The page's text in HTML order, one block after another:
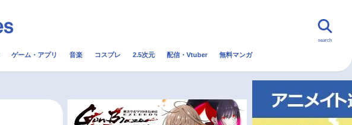
配信・Vtuber トレンド 無料マンガ
search
ゲーム・アプリ 音楽 コスプレ 2.5次元 配信・Vtuber 無料マンガ